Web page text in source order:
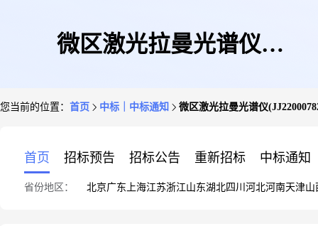
微区激光拉曼光谱仪
您当前的位置： 首页 中标｜中标通知 微区激光拉曼光谱仪
首页 招标预告 招标公告 重新招标 中标通知
省份地区： 北京广东 上海江苏浙江山东湖北四川 河北河南天津山